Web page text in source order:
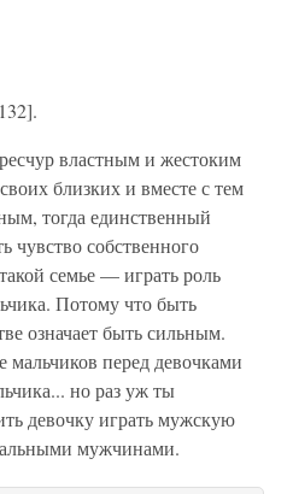
властным и жестоким
близких и вместе с тем
тогда единственный
чувство собственного
семье — играть роль
Потому что быть
означает быть сильным.
мальчиков перед девочками
но раз уж ты
девочку играть мужскую
мужчинами.